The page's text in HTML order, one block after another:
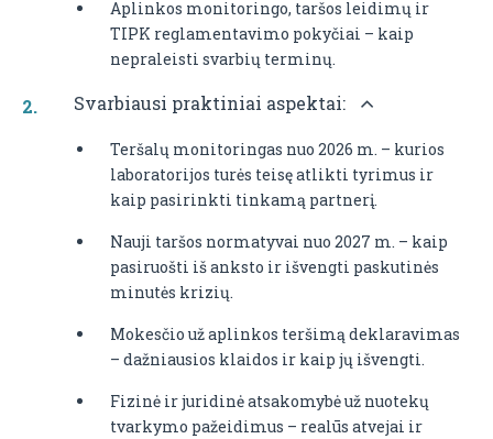
Aplinkos monitoringo, taršos leidimų ir
TIPK reglamentavimo pokyčiai – kaip
nepraleisti svarbių terminų.
Svarbiausi praktiniai aspektai:
Teršalų monitoringas nuo 2026 m. – kurios
laboratorijos turės teisę atlikti tyrimus ir
kaip pasirinkti tinkamą partnerį.
Nauji taršos normatyvai nuo 2027 m. – kaip
pasiruošti iš anksto ir išvengti paskutinės
minutės krizių.
Mokesčio už aplinkos teršimą deklaravimas
– dažniausios klaidos ir kaip jų išvengti.
Fizinė ir juridinė atsakomybė už nuotekų
tvarkymo pažeidimus – realūs atvejai ir